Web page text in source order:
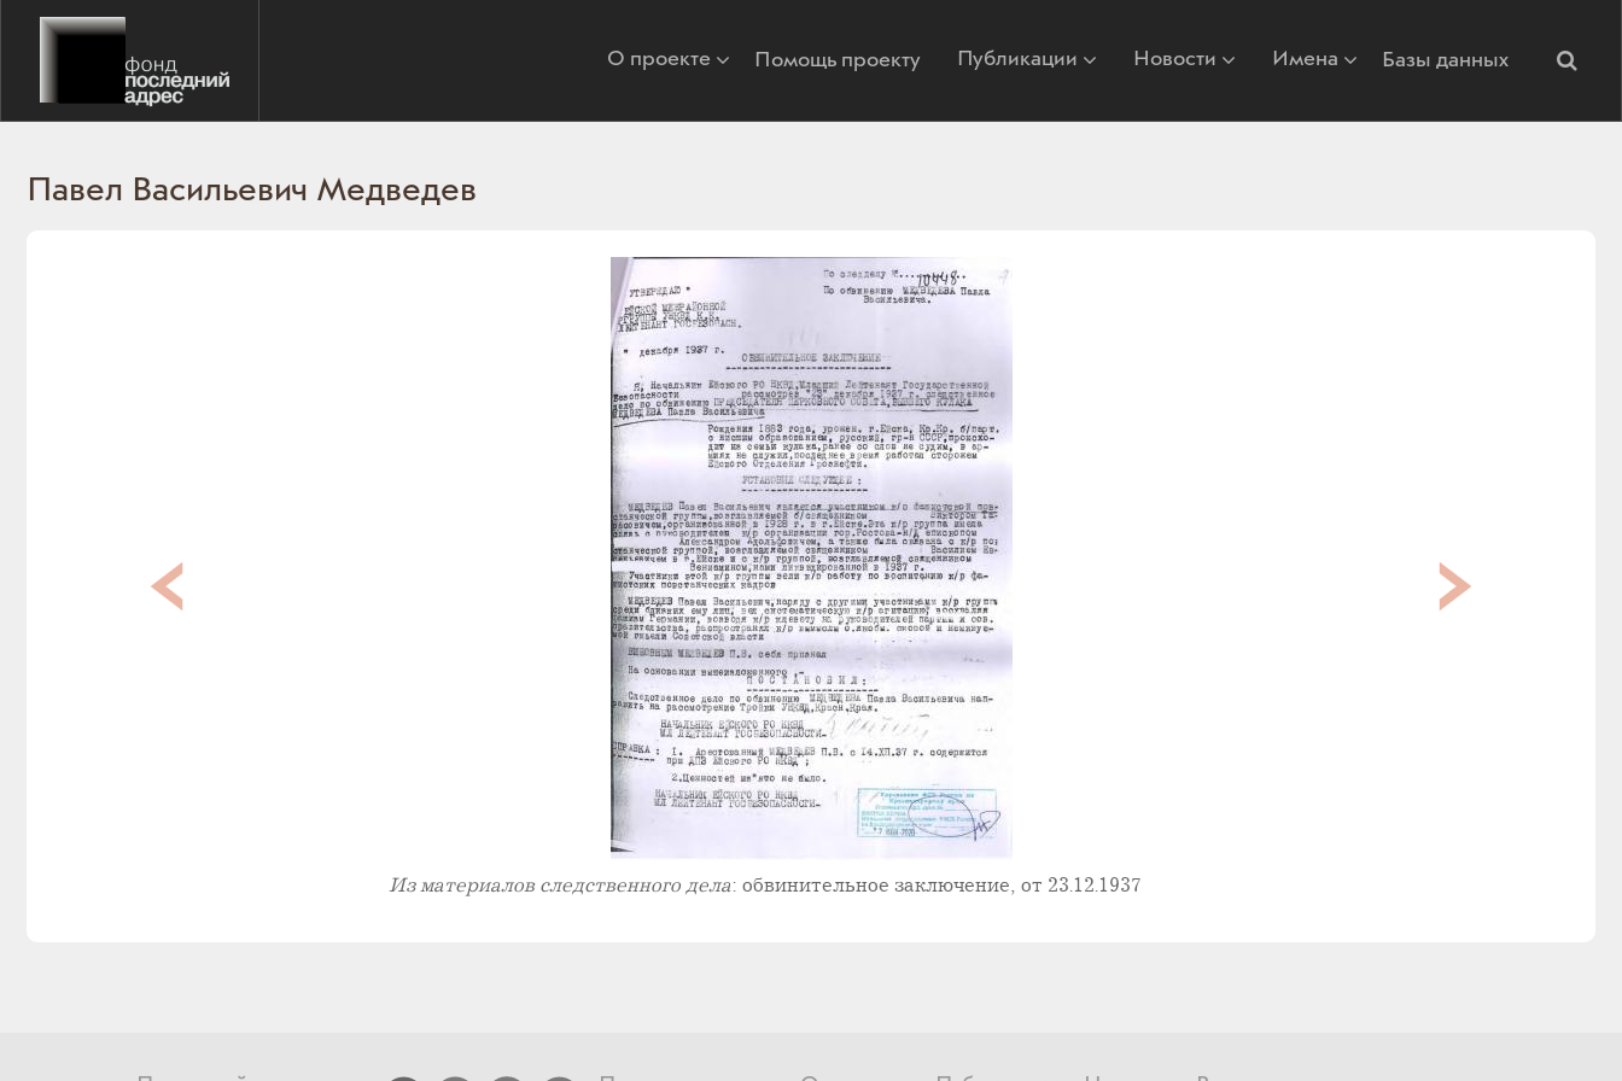
О проекте Помощь проекту Публикации Новости Имена Базы данных
Павел Васильевич Медведев
Из материалов следственного дела: обвинительное заключение, от 23.12.1937